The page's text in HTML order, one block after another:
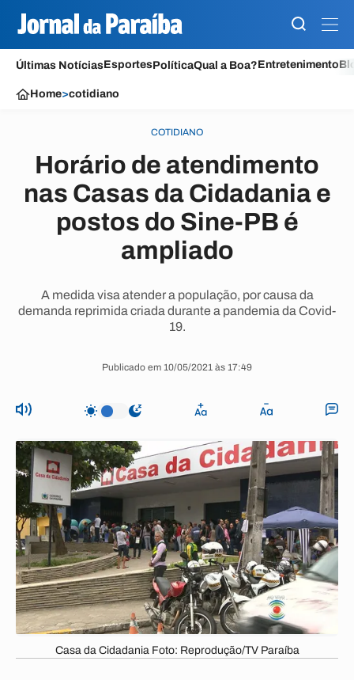
Últimas NotíciasEsportesPolíticaQual a Boa?Entretenimento
Home>cotidiano
COTIDIANO
Horário de atendimento
nas Casas da Cidadania e
postos do Sine-PB é
ampliado
A medida visa atender a população, por causa da
demanda reprimida criada durante a pandemia da Covid-
19.
Publicado em 10/05/2021 às 17:49
Casa da Cidadania Foto: Reprodução/TV Paraíba